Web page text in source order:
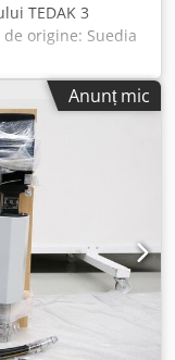
TEDAK 3
de origine: Suedia
serie: 13246
Tre Apvsha
carcasa
lemn, așchiilor
Anunț mic